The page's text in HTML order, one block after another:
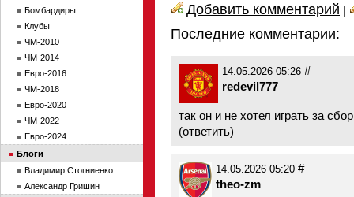
Добавить комментарий |
Последние комментарии:
14.05.2026 05:26 #
redevil777
так он и не хотел играть за
(ответить)
14.05.2026 05:20 #
theo-zm
Бомбардиры
Клубы
ЧМ-2010
ЧМ-2014
Евро-2016
ЧМ-2018
Евро-2020
ЧМ-2022
Евро-2024
Блоги
Владимир Стогниенко
Александр Гришин